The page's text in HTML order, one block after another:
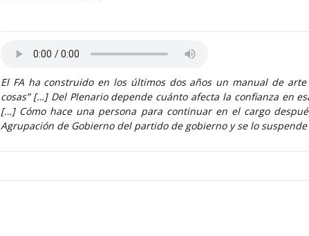
El FA ha construido en los últimos dos años un manual de
cosas” […] Del Plenario depende cuánto afecta la confianza en
[…] Cómo hace una persona para continuar en el cargo
Agrupación de Gobierno del partido de gobierno y se lo suspende